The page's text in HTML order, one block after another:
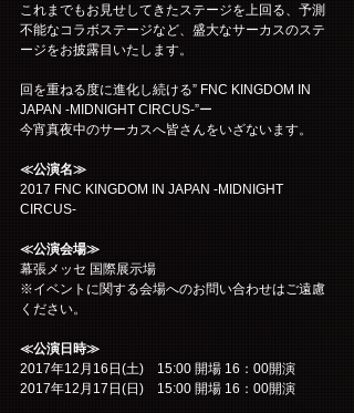
これまでもお見せしてきたステージを上回る、予測
不能なコラボステージなど、盛大なサーカスのステ
ージをお披露目いたします。
回を重ねる度に進化し続ける” FNC KINGDOM IN
JAPAN -MIDNIGHT CIRCUS-”ー
今宵真夜中のサーカスへ皆さんをいざないます。
≪公演名≫
2017 FNC KINGDOM IN JAPAN -MIDNIGHT
CIRCUS-
≪公演会場≫
幕張メッセ 国際展示場
※イベントに関する会場へのお問い合わせはご遠慮
ください。
≪公演日時≫
2017年12月16日(土)　15:00 開場 16：00開演
2017年12月17日(日)　15:00 開場 16：00開演